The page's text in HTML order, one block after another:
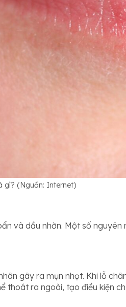
gì? (Nguồn: Internet)
và dầu nhờn. Một số nguyên
gây ra mụn nhọt. Khi lỗ
ra ngoài, tạo điều kiện